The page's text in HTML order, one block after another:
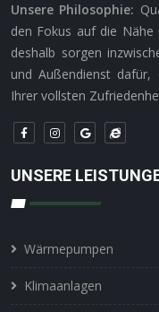
Unsere Philosophie:
den Fokus auf die Nähe
deshalb sorgen
und Außendienst
Ihrer vollsten
UNSERE
Wärmepumpen
Klimaanlagen